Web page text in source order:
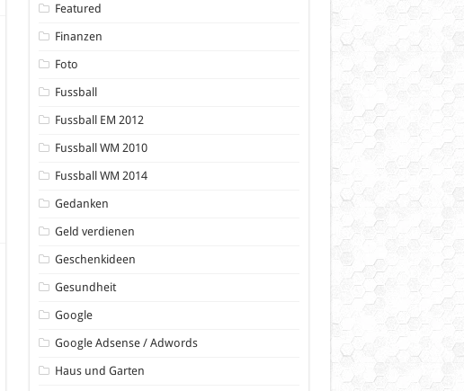
Featured
Finanzen
Foto
Fussball
Fussball EM 2012
Fussball WM 2010
Fussball WM 2014
Gedanken
Geld verdienen
Geschenkideen
Gesundheit
Google
Google Adsense / Adwords
Haus und Garten